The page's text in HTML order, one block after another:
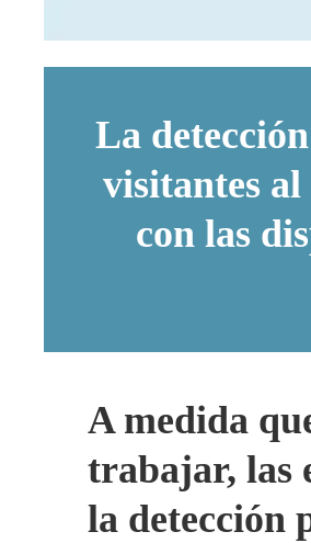
La
visitantes
con las
A medida
trabajar, las
la detección